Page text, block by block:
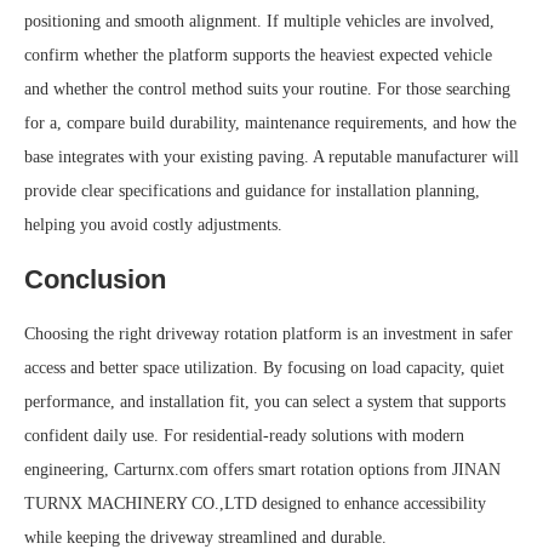
positioning and smooth alignment. If multiple vehicles are involved,
confirm whether the platform supports the heaviest expected vehicle
and whether the control method suits your routine. For those searching
for a, compare build durability, maintenance requirements, and how the
base integrates with your existing paving. A reputable manufacturer will
provide clear specifications and guidance for installation planning,
helping you avoid costly adjustments.
Conclusion
Choosing the right driveway rotation platform is an investment in safer
access and better space utilization. By focusing on load capacity, quiet
performance, and installation fit, you can select a system that supports
confident daily use. For residential-ready solutions with modern
engineering, Carturnx.com offers smart rotation options from JINAN
TURNX MACHINERY CO.,LTD designed to enhance accessibility
while keeping the driveway streamlined and durable.